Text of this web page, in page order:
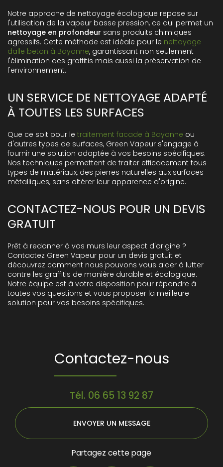
Notre approche de nettoyage écologique repose sur
l'utilisation de la vapeur basse pression, ce qui permet un
nettoyage en profondeur sans produits chimiques
agressifs. Cette méthode est idéale pour le nettoyage
dalle beton à Bayonne, garantissant non seulement
l'élimination des graffitis mais aussi la préservation de
l'environnement.
UN SERVICE DE NETTOYAGE ADAPTÉ
À TOUTES LES SURFACES
Que ce soit pour le traitement facade à Bayonne ou
d'autres types de surfaces, Green Vapeur s'engage à
fournir une solution adaptée à vos besoins spécifiques.
Nos techniques permettent de traiter efficacement tous
types de matériaux, des pierres naturelles aux surfaces
métalliques, sans altérer leur apparence d'origine.
CONTACTEZ-NOUS POUR UN DEVIS
GRATUIT
Prêt à redonner à vos murs leur aspect d'origine ?
Contactez Green Vapeur pour un devis gratuit et
découvrez comment nous pouvons vous aider à lutter
contre les graffitis de manière durable et écologique.
Notre équipe est à votre disposition pour répondre à
toutes vos questions et vous proposer la meilleure
solution pour vos besoins spécifiques.
Contactez-nous
Tél. 06 65 13 92 87
ENVOYER UN MESSAGE
Partagez cette page